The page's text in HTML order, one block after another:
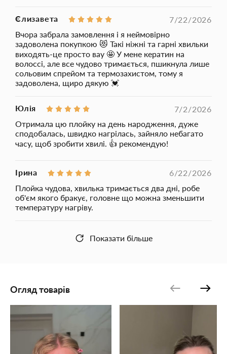
Єлизавета
7/22/2026
Вчора забрала замовлення і я неймовірно
задоволена покупкою 😻 Такі ніжні та гарні хвильки
виходять-це просто вау 🤩 У мене кератин на
волоссі, але все чудово тримається, пшикнула лише
сольовим спрейом та термозахистом, тому я
задоволена, щиро дякую 💓
Юлія
7/2/2026
Отримала цю плойку на день народження, дуже
сподобалась, швидко нагрілась, зайняло небагато
часу, щоб зробити хвилі. 👍 рекомендую!
Ірина
6/22/2026
Плойка чудова, хвилька тримається два дні, робе
об'єм якого бракує, головне що можна зменьшити
температуру нагріву.
Показати більше
Огляд товарів